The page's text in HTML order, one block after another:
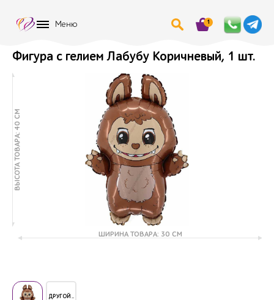
Меню 1
Фигура с гелием Лабубу Коричневый, 1 шт.
ВЫСОТА ТОВАРА: 40 СМ
ШИРИНА ТОВАРА: 30 СМ
ДРУГОЙ..